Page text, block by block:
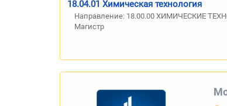
18.04.01 Химическая технология
Направление: 18.00.00 ХИМИЧЕСКИЕ
Магистр